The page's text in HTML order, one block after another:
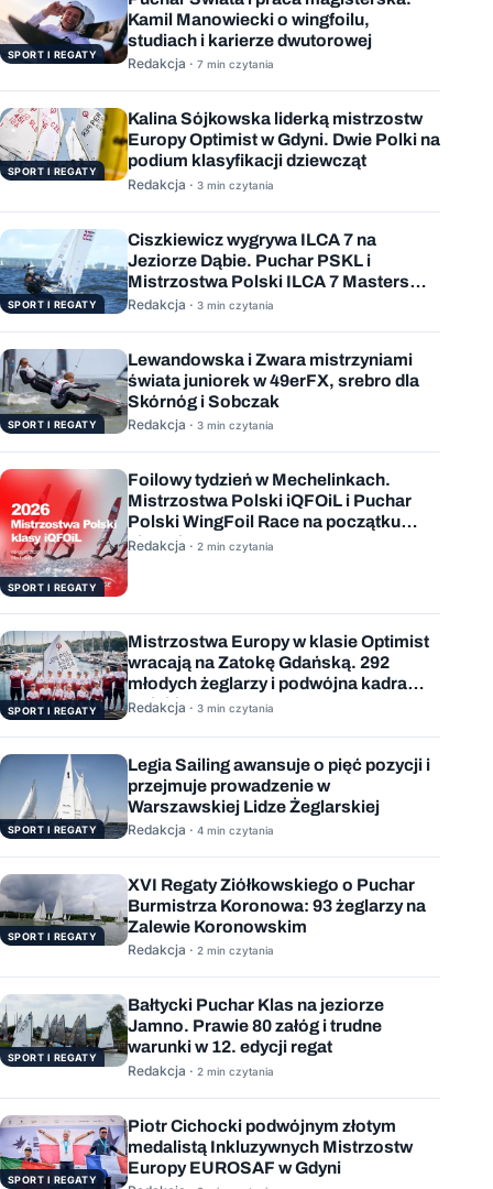
SPORT I REGATY
Kamil Manowiecki o wingfoilu,
studiach i karierze dwutorowej
Redakcja · 7 min czytania
SPORT I REGATY
Kalina Sójkowska liderką mistrzostw
Europy Optimist w Gdyni. Dwie Polki na
podium klasyfikacji dziewcząt
Redakcja · 3 min czytania
SPORT I REGATY
Ciszkiewicz wygrywa ILCA 7 na
Jeziorze Dąbie. Puchar PSKL i
Mistrzostwa Polski ILCA 7 Masters
rozstrzygnięte
Redakcja · 3 min czytania
SPORT I REGATY
Lewandowska i Zwara mistrzyniami
świata juniorek w 49erFX, srebro dla
Skórnóg i Sobczak
Redakcja · 3 min czytania
SPORT I REGATY
Foilowy tydzień w Mechelinkach.
Mistrzostwa Polski iQFOiL i Puchar
Polski WingFoil Race na początku
sierpnia
Redakcja · 2 min czytania
SPORT I REGATY
Mistrzostwa Europy w klasie Optimist
wracają na Zatokę Gdańską. 292
młodych żeglarzy i podwójna kadra
Polski
Redakcja · 3 min czytania
SPORT I REGATY
Legia Sailing awansuje o pięć pozycji i
przejmuje prowadzenie w
Warszawskiej Lidze Żeglarskiej
Redakcja · 4 min czytania
SPORT I REGATY
XVI Regaty Ziółkowskiego o Puchar
Burmistrza Koronowa: 93 żeglarzy na
Zalewie Koronowskim
Redakcja · 2 min czytania
SPORT I REGATY
Bałtycki Puchar Klas na jeziorze
Jamno. Prawie 80 załóg i trudne
warunki w 12. edycji regat
Redakcja · 2 min czytania
SPORT I REGATY
Piotr Cichocki podwójnym złotym
medalistą Inkluzywnych Mistrzostw
Europy EUROSAF w Gdyni